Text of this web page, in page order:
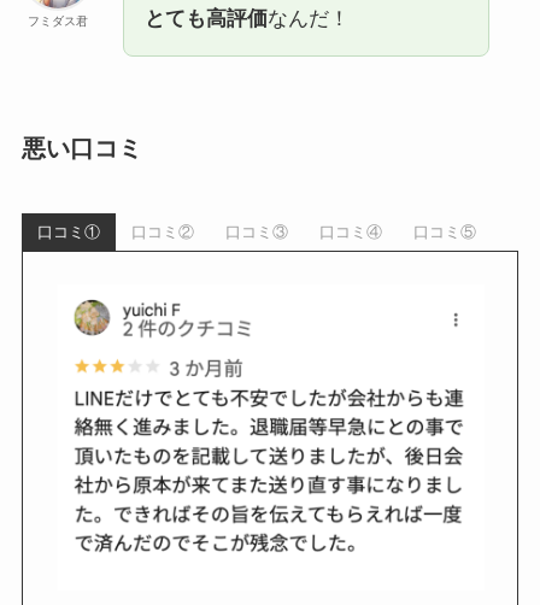
フミダス君
とても高評価なんだ！
悪い口コミ
口コミ① 口コミ② 口コミ③ 口コミ④ 口コミ⑤